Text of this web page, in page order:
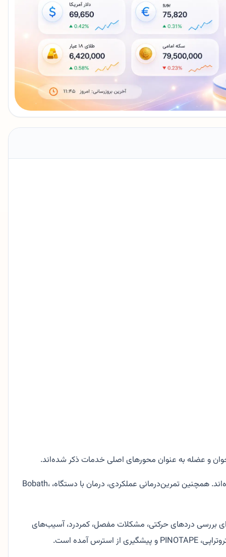
و عضله به عنوان محورهای اصلی خدمات ذکر شده‌اند.
در بخش خدمات، درمان دستی، کایروتراپی، پزشکی ورزشی، درمان گرفتگی‌های ستون فقرات و مفصل‌ها و رسیدگی به آسیب‌های ورزشی آمده‌اند. همچنین تمرین‌درمانی عملکردی، درمان با دستگاه، Bobath،
بررسی دردهای حرکتی، مشکلات مفصل، کمردرد، آسیب‌های